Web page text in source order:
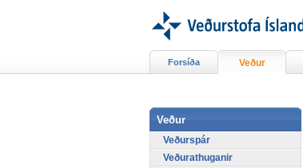
Forsíða Veður
Veður
Veðurspár
Veðurathuganir